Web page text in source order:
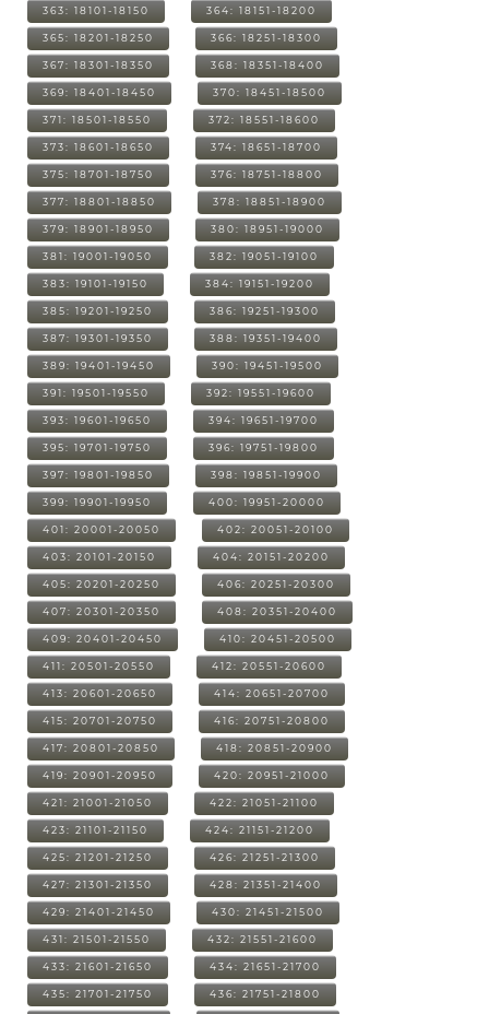
363: 18101-18150 364: 18151-18200
365: 18201-18250 366: 18251-18300
367: 18301-18350 368: 18351-18400
369: 18401-18450 370: 18451-18500
371: 18501-18550 372: 18551-18600
373: 18601-18650 374: 18651-18700
375: 18701-18750 376: 18751-18800
377: 18801-18850 378: 18851-18900
379: 18901-18950 380: 18951-19000
381: 19001-19050 382: 19051-19100
383: 19101-19150 384: 19151-19200
385: 19201-19250 386: 19251-19300
387: 19301-19350 388: 19351-19400
389: 19401-19450 390: 19451-19500
391: 19501-19550 392: 19551-19600
393: 19601-19650 394: 19651-19700
395: 19701-19750 396: 19751-19800
397: 19801-19850 398: 19851-19900
399: 19901-19950 400: 19951-20000
401: 20001-20050 402: 20051-20100
403: 20101-20150 404: 20151-20200
405: 20201-20250 406: 20251-20300
407: 20301-20350 408: 20351-20400
409: 20401-20450 410: 20451-20500
411: 20501-20550 412: 20551-20600
413: 20601-20650 414: 20651-20700
415: 20701-20750 416: 20751-20800
417: 20801-20850 418: 20851-20900
419: 20901-20950 420: 20951-21000
421: 21001-21050 422: 21051-21100
423: 21101-21150 424: 21151-21200
425: 21201-21250 426: 21251-21300
427: 21301-21350 428: 21351-21400
429: 21401-21450 430: 21451-21500
431: 21501-21550 432: 21551-21600
433: 21601-21650 434: 21651-21700
435: 21701-21750 436: 21751-21800